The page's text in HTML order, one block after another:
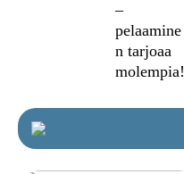
–
pelaamine
n tarjoaa
molempia!